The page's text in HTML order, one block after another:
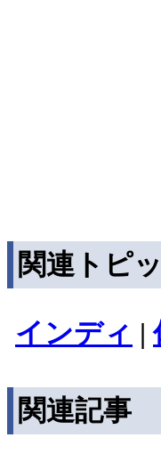
関連トピ
インディ |
関連記事